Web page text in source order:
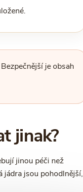
je obsah
jinak?
jinou péči než
jádra jsou pohodlnější,